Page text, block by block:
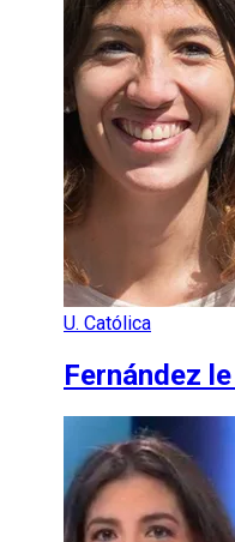
U. Católica
Fernández